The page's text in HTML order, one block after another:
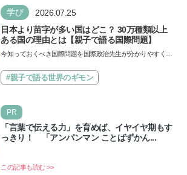
学び 2026.07.25
日本より苗字が多い国はどこ？ 30万種類以上
ある国の理由とは【親子で語る国際問題】
今知っておくべき国際問題を国際政治先生が分かりやすく解
類…#親子で語る世界のギモン
PR
「言葉で伝える力」を育めば、イヤイヤ期もす
っきり！ 「アンパンマン ことばずかん...
この記事も読む >>